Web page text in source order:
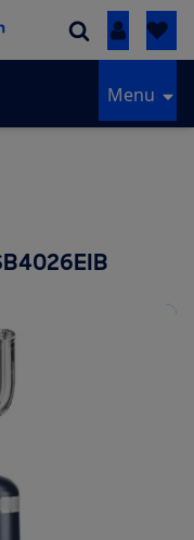
Inloggen
Menu